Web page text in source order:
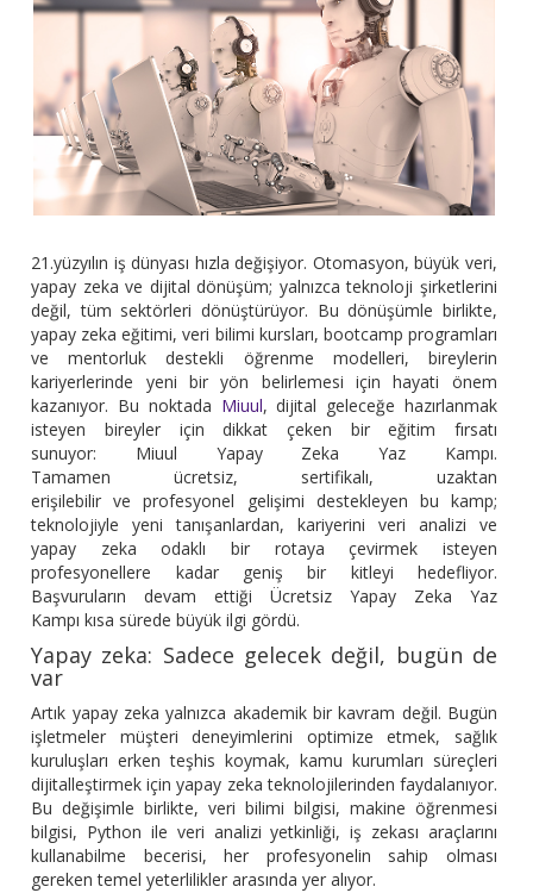
21.yüzyılın iş dünyası hızla değişiyor. Otomasyon, büyük veri,
yapay zeka ve dijital dönüşüm; yalnızca teknoloji şirketlerini
değil, tüm sektörleri dönüştürüyor. Bu dönüşümle birlikte,
yapay zeka eğitimi, veri bilimi kursları, bootcamp programları
ve mentorluk destekli öğrenme modelleri, bireylerin
kariyerlerinde yeni bir yön belirlemesi için hayati önem
kazanıyor. Bu noktada Miuul, dijital geleceğe hazırlanmak
isteyen bireyler için dikkat çeken bir eğitim fırsatı
sunuyor: Miuul Yapay Zeka Yaz Kampı.
Tamamen ücretsiz, sertifikalı, uzaktan
erişilebilir ve profesyonel gelişimi destekleyen bu kamp;
teknolojiyle yeni tanışanlardan, kariyerini veri analizi ve
yapay zeka odaklı bir rotaya çevirmek isteyen
profesyonellere kadar geniş bir kitleyi hedefliyor.
Başvuruların devam ettiği Ücretsiz Yapay Zeka Yaz
Kampı kısa sürede büyük ilgi gördü.
Yapay zeka: Sadece gelecek değil, bugün de
var
Artık yapay zeka yalnızca akademik bir kavram değil. Bugün
işletmeler müşteri deneyimlerini optimize etmek, sağlık
kuruluşları erken teşhis koymak, kamu kurumları süreçleri
dijitalleştirmek için yapay zeka teknolojilerinden faydalanıyor.
Bu değişimle birlikte, veri bilimi bilgisi, makine öğrenmesi
bilgisi, Python ile veri analizi yetkinliği, iş zekası araçlarını
kullanabilme becerisi, her profesyonelin sahip olması
gereken temel yeterlilikler arasında yer alıyor.